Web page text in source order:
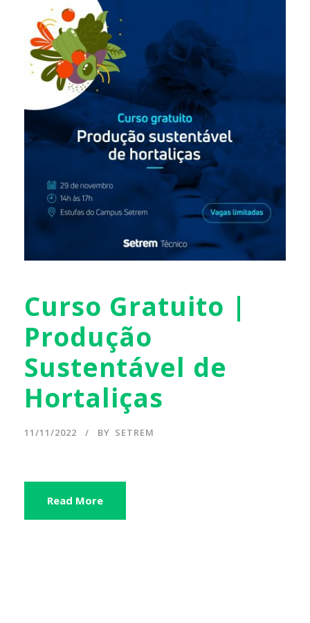
Curso Gratuito |
Produção
Sustentável de
Hortaliças
11/11/2022 BY SETREM
Read More